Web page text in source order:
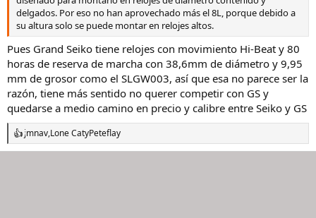
delgados. Por eso no han aprovechado más el 8L, porque debido a
su altura solo se puede montar en relojes altos.
Pues Grand Seiko tiene relojes con movimiento Hi-Beat y 80
horas de reserva de marcha con 38,6mm de diámetro y 9,95
mm de grosor como el SLGW003, así que esa no parece ser la
razón, tiene más sentido no querer competir con GS y
quedarse a medio camino en precio y calibre entre Seiko y GS
R
e
jmnav,Lone CatyPeteflay